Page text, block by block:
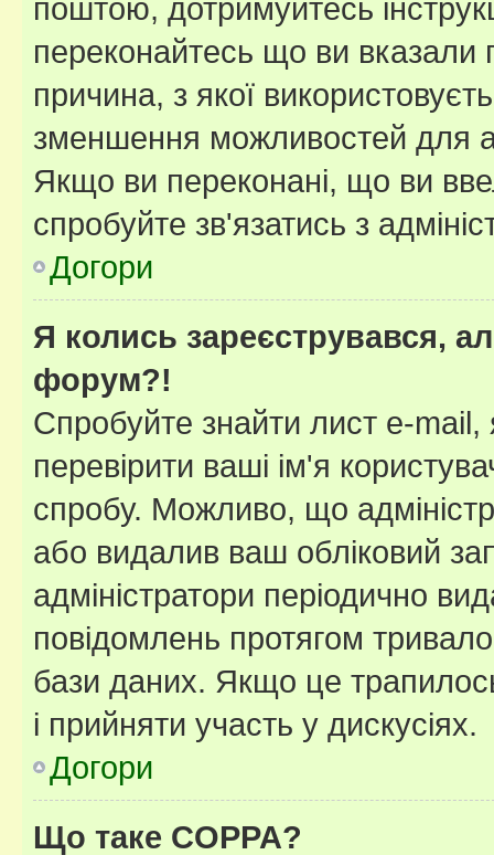
поштою, дотримуйтесь
переконайтесь що ви
причина, з якої
зменшення можливостей для
Якщо ви переконані, що ви
спробуйте зв'язатись з
Догори
Я колись зареєструвався,
форум?!
Спробуйте знайти лист e-mail,
перевірити ваші ім'я
спробу. Можливо, що
або видалив ваш обліковий
адміністратори періодично
повідомлень протягом
бази даних. Якщо це
і прийняти участь у дискусіях.
Догори
Що таке COPPA?